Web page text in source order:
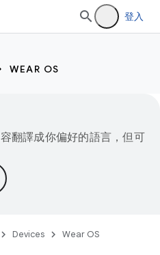
登入
WEAR OS
翻譯成你偏好的語言，但可
Devices Wear OS